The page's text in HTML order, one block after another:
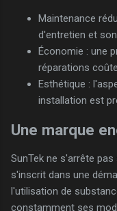
Maintenance
d'entretien et
Économie : une
réparations
Esthétique :
installation est
Une marque
SunTek ne s'arrête
s'inscrit dans une
l'utilisation de
constamment ses